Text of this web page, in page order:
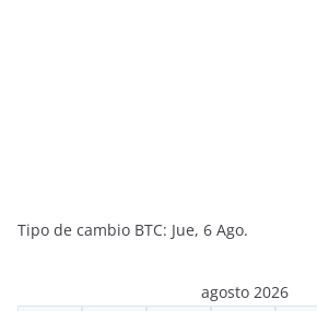
Tipo de cambio BTC: Jue, 6 Ago.
agosto 2026